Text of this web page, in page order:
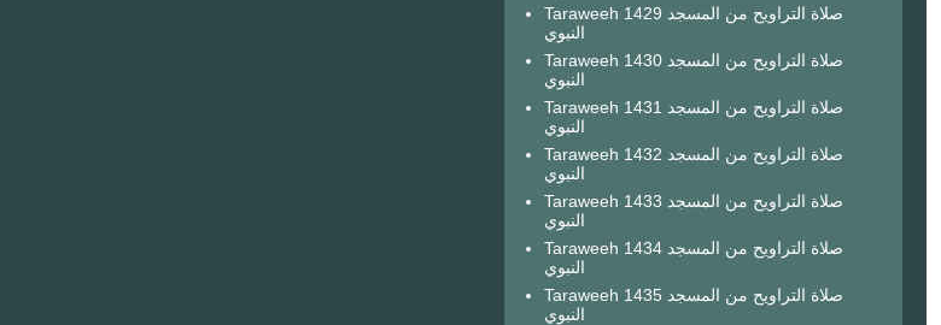
Taraweeh 1429 صلاة التراويح من المسجد
النبوي
Taraweeh 1430 صلاة التراويح من المسجد
النبوي
Taraweeh 1431 صلاة التراويح من المسجد
النبوي
Taraweeh 1432 صلاة التراويح من المسجد
النبوي
Taraweeh 1433 صلاة التراويح من المسجد
النبوي
Taraweeh 1434 صلاة التراويح من المسجد
النبوي
Taraweeh 1435 صلاة التراويح من المسجد
النبوي